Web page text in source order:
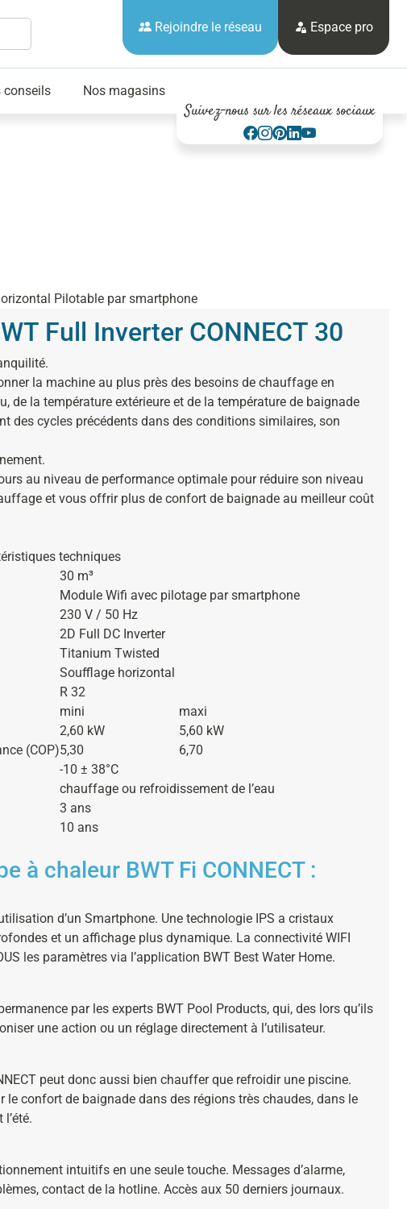
Rejoindre le réseau Espace pro
conseils Nos magasins
Suivez-nous sur les réseaux sociaux
Pilotable par smartphone
Full Inverter CONNECT 30
la machine au plus près des besoins de chauffage en
de la température extérieure et de la température de baignade
des cycles précédents dans des conditions similaires, son
au niveau de performance optimale pour réduire son niveau
et vous offrir plus de confort de baignade au meilleur coût
techniques
30 m³
Module Wifi avec pilotage par smartphone
230 V / 50 Hz
2D Full DC Inverter
Titanium Twisted
Soufflage horizontal
R 32
mini
maxi
2,60 kW
5,60 kW
(COP)5,30
6,70
-10 ± 38°C
chauffage ou refroidissement de l’eau
3 ans
10 ans
à chaleur BWT Fi CONNECT :
d’un Smartphone. Une technologie IPS a cristaux
et un affichage plus dynamique. La connectivité WIFI
les paramètres via l’application BWT Best Water Home.
par les experts BWT Pool Products, qui, des lors qu’ils
une action ou un réglage directement à l’utilisateur.
peut donc aussi bien chauffer que refroidir une piscine.
le confort de baignade dans des régions très chaudes, dans le
intuitifs en une seule touche. Messages d’alarme,
contact de la hotline. Accès aux 50 derniers journaux.